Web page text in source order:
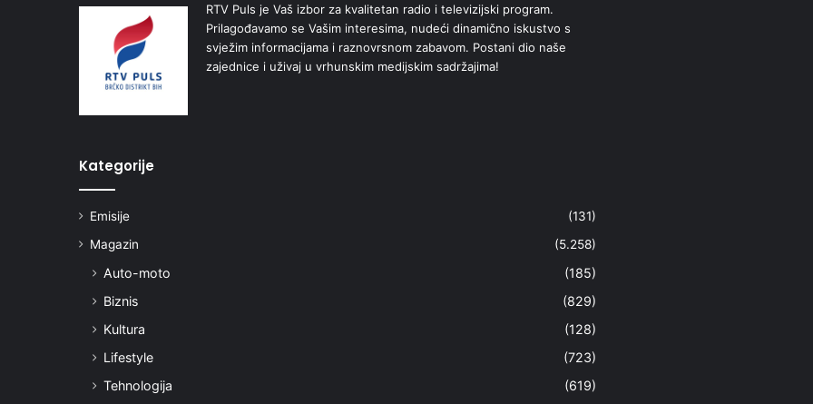
RTV Puls je Vaš izbor za kvalitetan radio i televizijski program.
Prilagođavamo se Vašim interesima, nudeći dinamično iskustvo s
svježim informacijama i raznovrsnom zabavom. Postani dio naše
zajednice i uživaj u vrhunskim medijskim sadržajima!
Kategorije
Emisije
(131)
Magazin
(5.258)
Auto-moto
(185)
Biznis
(829)
Kultura
(128)
Lifestyle
(723)
Tehnologija
(619)